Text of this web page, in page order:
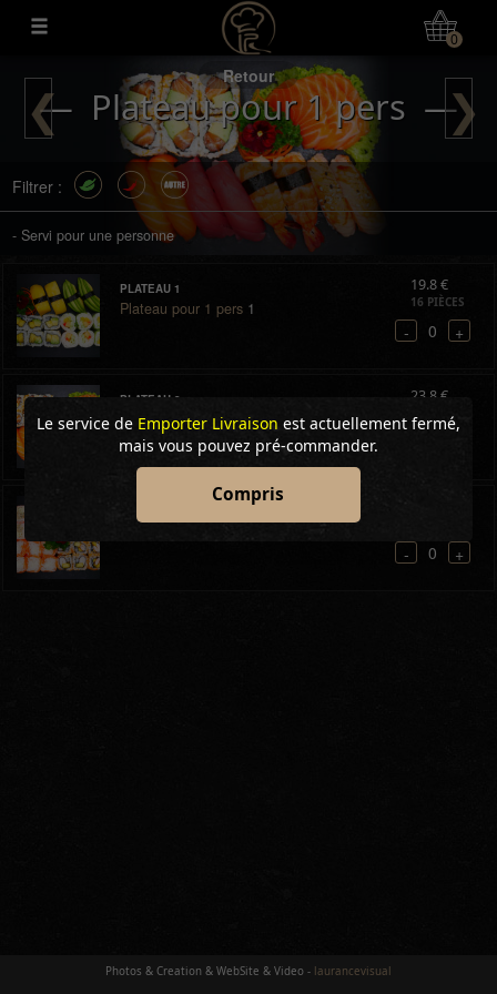
Mon Compte
0
Retour
— Plateau pour 1 pers —
❮ ❯
Filtrer :
- Servi pour une personne
PLATEAU 1
Plateau pour 1 pers1
19.8 €
16 PIÈCES
- 0 +
PLATEAU 2
Plateau pour 1 pers2
23.8 €
18 PIÈCES
- 0 +
Le service de Emporter Livraison est actuellement fermé,
mais vous pouvez pré-commander.
Compris
Photos & Creation & WebSite & Video - laurancevisual